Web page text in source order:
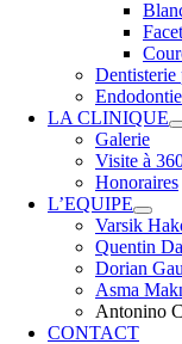
Dentisterie
Endodontie
LA CLINIQUE
Galerie
Visite à
Honoraires
L’EQUIPE
Varsik
Quentin
Dorian
Asma
Antonino
CONTACT